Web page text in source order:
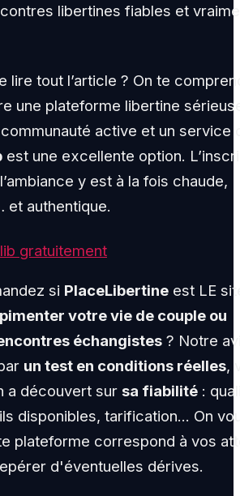
libertines fiables et
lire tout l’article ? On te
une plateforme libertine
active et un service
est une excellente option.
y est à la fois chaude,
authentique.
gratuitement
si PlaceLibertine est LE
pimenter votre vie de couple ou
échangistes ? Notre
un test en conditions réelles,
a découvert sur sa fiabilité :
disponibles, tarification... On
plateforme correspond à vos
d'éventuelles dérives.